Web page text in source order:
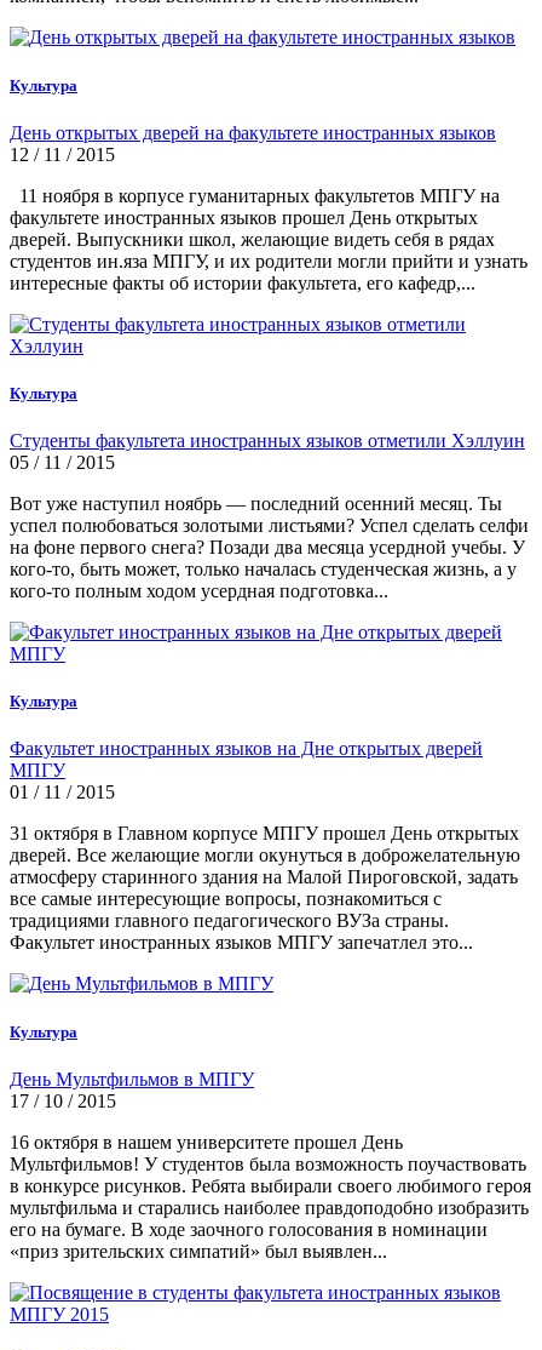
Культура
День открытых дверей на факультете иностранных языков
12 / 11 / 2015
11 ноября в корпусе гуманитарных факультетов МПГУ на
факультете иностранных языков прошел День открытых
дверей. Выпускники школ, желающие видеть себя в рядах
студентов ин.яза МПГУ, и их родители могли прийти и узнать
интересные факты об истории факультета, его кафедр,...
Культура
Студенты факультета иностранных языков отметили Хэллуин
05 / 11 / 2015
Вот уже наступил ноябрь — последний осенний месяц. Ты
успел полюбоваться золотыми листьями? Успел сделать селфи
на фоне первого снега? Позади два месяца усердной учебы. У
кого-то, быть может, только началась студенческая жизнь, а у
кого-то полным ходом усердная подготовка...
Культура
Факультет иностранных языков на Дне открытых дверей
МПГУ
01 / 11 / 2015
31 октября в Главном корпусе МПГУ прошел День открытых
дверей. Все желающие могли окунуться в доброжелательную
атмосферу старинного здания на Малой Пироговской, задать
все самые интересующие вопросы, познакомиться с
традициями главного педагогического ВУЗа страны.
Факультет иностранных языков МПГУ запечатлел это...
Культура
День Мультфильмов в МПГУ
17 / 10 / 2015
16 октября в нашем университете прошел День
Мультфильмов! У студентов была возможность поучаствовать
в конкурсе рисунков. Ребята выбирали своего любимого героя
мультфильма и старались наиболее правдоподобно изобразить
его на бумаге. В ходе заочного голосования в номинации
«приз зрительских симпатий» был выявлен...